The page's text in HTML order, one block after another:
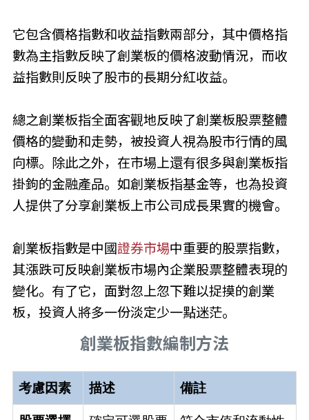
它包含價格指數和收益指數兩部分，其中價格指
數為主指數反映了創業板的價格波動情況，而收
益指數則反映了股市的長期分紅收益。
總之創業板指全面客觀地反映了創業板股票整體
價格的變動和走勢，被投資人視為股市行情的風
向標。除此之外，在市場上還有很多與創業板指
掛鉤的金融產品。如創業板指基金等，也為投資
人提供了分享創業板上市公司成長果實的機會。
創業板指數是中國證券市場中重要的股票指數，
其漲跌可反映創業板市場內企業股票整體表現的
變化。有了它，面對忽上忽下難以捉摸的創業
板，投資人將多一份淡定少一點迷茫。
創業板指數編制方法
考慮因素 描述 備註